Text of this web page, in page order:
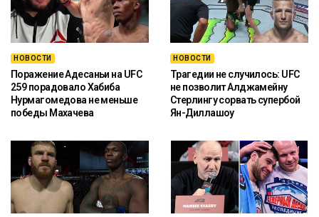
НОВОСТИ
Поражение Адесаньи на UFC
259 порадовало Хабиба
Нурмагомедова не меньше
победы Махачева
НОВОСТИ
Трагедии не случилось: UFC
не позволит Алджамейну
Стерлингу сорвать супербой
Ян-Диллашоу